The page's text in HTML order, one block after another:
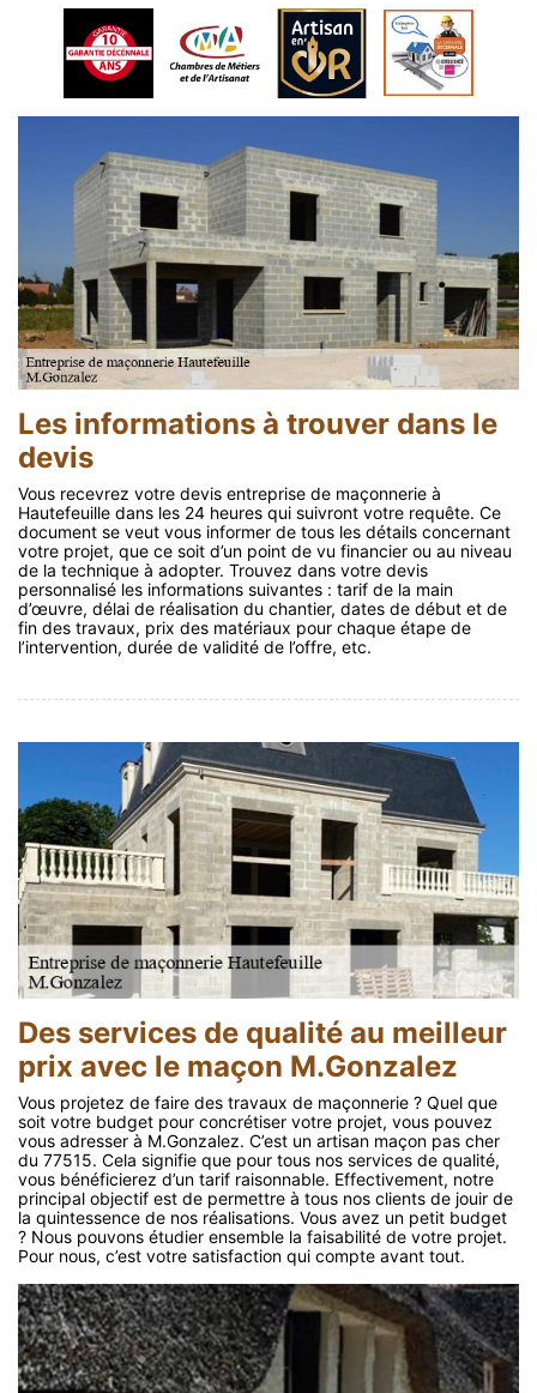
Les informations à trouver dans le
devis
Vous recevrez votre devis entreprise de maçonnerie à
Hautefeuille dans les 24 heures qui suivront votre requête. Ce
document se veut vous informer de tous les détails concernant
votre projet, que ce soit d’un point de vu financier ou au niveau
de la technique à adopter. Trouvez dans votre devis
personnalisé les informations suivantes : tarif de la main
d’œuvre, délai de réalisation du chantier, dates de début et de
fin des travaux, prix des matériaux pour chaque étape de
l’intervention, durée de validité de l’offre, etc.
Des services de qualité au meilleur
prix avec le maçon M.Gonzalez
Vous projetez de faire des travaux de maçonnerie ? Quel que
soit votre budget pour concrétiser votre projet, vous pouvez
vous adresser à M.Gonzalez. C’est un artisan maçon pas cher
du 77515. Cela signifie que pour tous nos services de qualité,
vous bénéficierez d’un tarif raisonnable. Effectivement, notre
principal objectif est de permettre à tous nos clients de jouir de
la quintessence de nos réalisations. Vous avez un petit budget
? Nous pouvons étudier ensemble la faisabilité de votre projet.
Pour nous, c’est votre satisfaction qui compte avant tout.